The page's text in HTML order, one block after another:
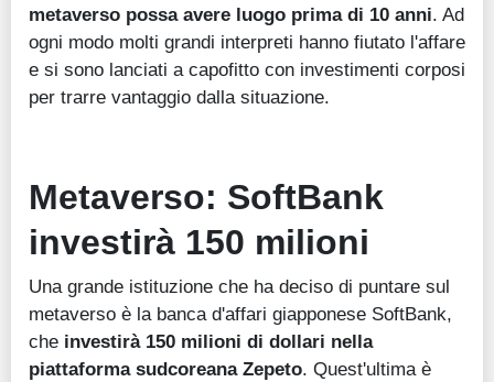
metaverso possa avere luogo prima di 10 anni. Ad
ogni modo molti grandi interpreti hanno fiutato l'affare
e si sono lanciati a capofitto con investimenti corposi
per trarre vantaggio dalla situazione.
Metaverso: SoftBank
investirà 150 milioni
Una grande istituzione che ha deciso di puntare sul
metaverso è la banca d'affari giapponese SoftBank,
che investirà 150 milioni di dollari nella
piattaforma sudcoreana Zepeto. Quest'ultima è